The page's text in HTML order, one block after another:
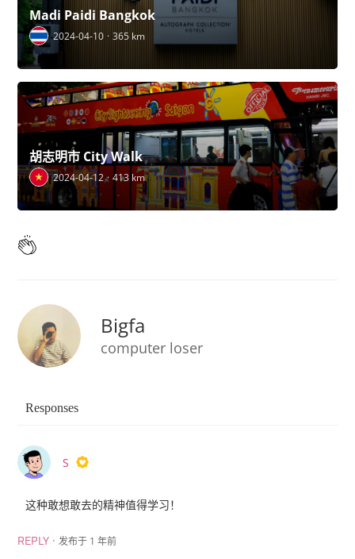
Madi Paidi Bangkok
2024-04-10 365 km
胡志明市 City Walk
2024-04-12 413 km
Bigfa
computer loser
Responses
S
这种敢想敢去的精神值得学习！
REPLY ·发布于 1 年前